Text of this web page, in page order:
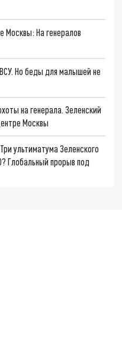
Москвы: На генералов
Но беды для малышей не
на генерала. Зеленский
Москвы
ультиматума Зеленского
Глобальный прорыв под